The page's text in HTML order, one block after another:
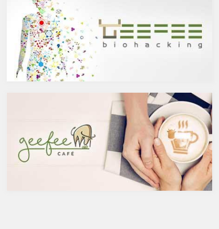
主にお酒は製造方法によって醸
造酒と蒸留酒の2つと、香料や
糖分、果実などを加えた混成酒
に分けられます。醸造酒は、果
実や穀物のような糖分を含んだ
原料を酵母によりアルコール発
酵させて造られたもの。蒸留酒
は、この発酵された醸造酒をさ
らに蒸留して作られたものでス
で、蒸留酒は一般的には40度～
50度、最大で90度台のアルコー
ルとなります。以下が主なお酒
の醸造酒と蒸留酒の分類です。
ない植物化合物であるケルセチ
ンは、ブドウやリンゴなどの果
物や、ブロッコリやトマト、タ
マネギなどの野菜、お蕎麦にも
免疫力を向上させる亜鉛の吸収
を助けるケルセチン
免疫力を保つことは、コロナウ
イルスの対策に限らず風邪やイ
ンフルエンザなど、さまざまな
疾患に対して人の体に有益な効
果を与えます。その免疫システ
ムを維持するのに重要な働きを
するのが亜鉛。